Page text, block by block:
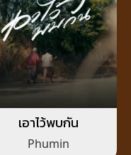
เอาไว้พบกัน
Phumin